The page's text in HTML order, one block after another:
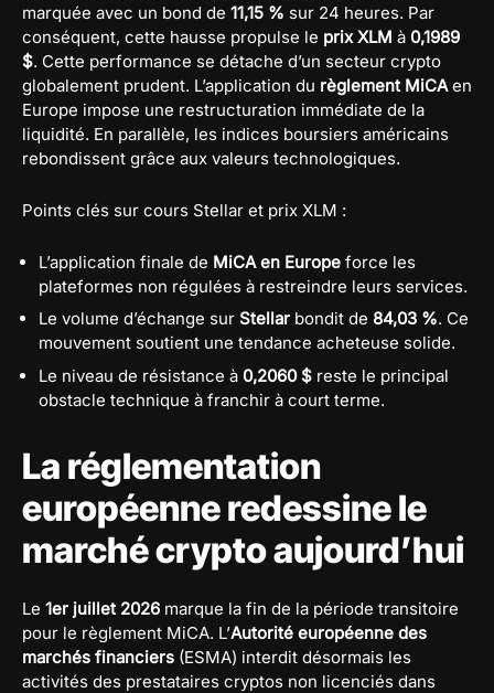
marquée avec un bond de 11,15 % sur 24 heures. Par
conséquent, cette hausse propulse le prix XLM à 0,1989
$. Cette performance se détache d’un secteur crypto
globalement prudent. L’application du règlement MiCAen
Europe impose une restructuration immédiate de la
liquidité. En parallèle, les indices boursiers américains
rebondissent grâce aux valeurs technologiques.
Points clés sur cours Stellar et prix XLM :
L’application finale de MiCA en Europe force les
plateformes non régulées à restreindre leurs services.
Le volume d’échange sur Stellar bondit de 84,03 %. Ce
mouvement soutient une tendance acheteuse solide.
Le niveau de résistance à 0,2060 $ reste le principal
obstacle technique à franchir à court terme.
La réglementation
européenne redessine le
marché crypto aujourd’hui
Le 1er juillet 2026 marque la fin de la période transitoire
pour le règlement MiCA. L’Autorité européenne des
marchés financiers (ESMA) interdit désormais les
activités des prestataires cryptos non licenciés dans